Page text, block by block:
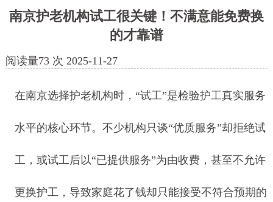
南京护老机构试工很关键！不满意能免费换
的才靠谱
阅读量73 次 2025-11-27
在南京选择护老机构时，“试工”是检验护工真实服务
水平的核心环节。不少机构只谈“优质服务”却拒绝试
工，或试工后以“已提供服务”为由收费，甚至不允许
更换护工，导致家庭花了钱却只能接受不符合预期的